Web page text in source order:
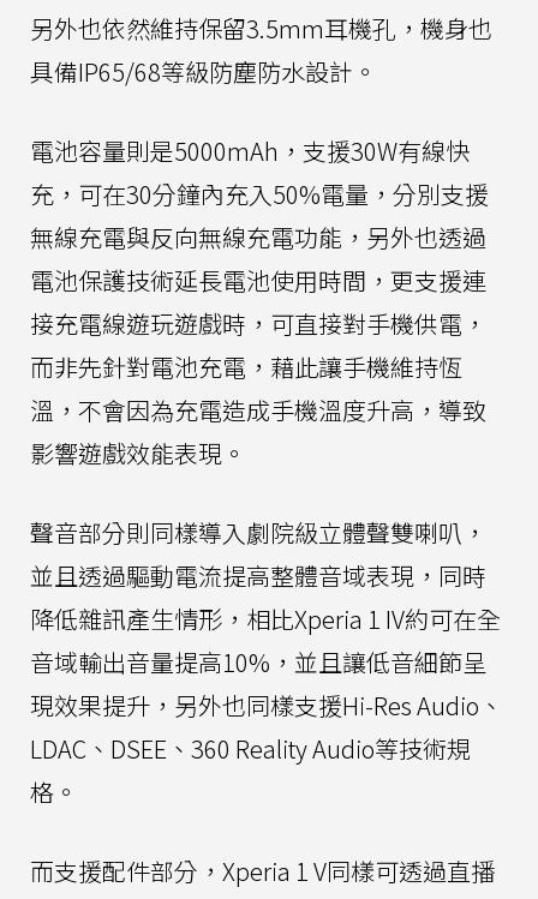
另外也依然維持保留3.5mm耳機孔，機身也
具備IP65/68等級防塵防水設計。
電池容量則是5000mAh，支援30W有線快
充，可在30分鐘內充入50%電量，分別支援
無線充電與反向無線充電功能，另外也透過
電池保護技術延長電池使用時間，更支援連
接充電線遊玩遊戲時，可直接對手機供電，
而非先針對電池充電，藉此讓手機維持恆
溫，不會因為充電造成手機溫度升高，導致
影響遊戲效能表現。
聲音部分則同樣導入劇院級立體聲雙喇叭，
並且透過驅動電流提高整體音域表現，同時
降低雜訊產生情形，相比Xperia 1 IV約可在全
音域輸出音量提高10%，並且讓低音細節呈
現效果提升，另外也同樣支援Hi-Res Audio、
LDAC、DSEE、360 Reality Audio等技術規
格。
而支援配件部分，Xperia 1 V同樣可透過直播